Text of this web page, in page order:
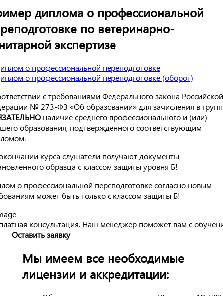
диплома о профессиональной
по ветеринарно-
экспертизе
с требованиями Федерального закона Российской
№ 273-ФЗ «Об образовании» для зачисления в
наличие среднего профессионального и (или)
образования, подтвержденного соответствующим
курса слушатели получают документы
образца с классом защиты уровня Б!
о профессиональной переподготовке согласно новым
может быть только с классом защиты Б!
консультация. Наш менеджер поможет вам с
Оставить заявку
Мы имеем все необходимые
лицензии и аккредитации: